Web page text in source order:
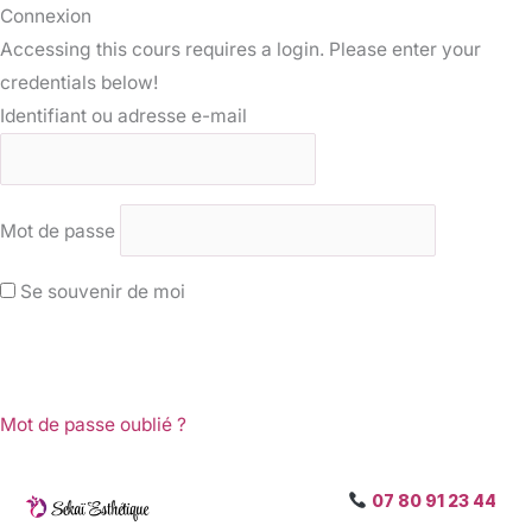
Connexion
Accessing this cours requires a login. Please enter your
credentials below!
Identifiant ou adresse e-mail
Mot de passe
Se souvenir de moi
Mot de passe oublié ?
07 80 91 23 44